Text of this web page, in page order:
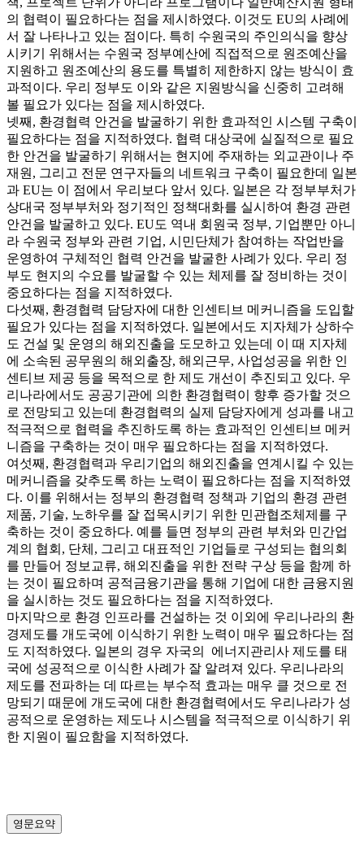
의 협력이 필요하다는 점을 제시하였다. 이것도 EU의 사례에
서 잘 나타나고 있는 점이다. 특히 수원국의 주인의식을 향상
시키기 위해서는 수원국 정부예산에 직접적으로 원조예산을
지원하고 원조예산의 용도를 특별히 제한하지 않는 방식이 효
과적이다. 우리 정부도 이와 같은 지원방식을 신중히 고려해
볼 필요가 있다는 점을 제시하였다.
넷째, 환경협력 안건을 발굴하기 위한 효과적인 시스템 구축이
필요하다는 점을 지적하였다. 협력 대상국에 실질적으로 필요
한 안건을 발굴하기 위해서는 현지에 주재하는 외교관이나 주
재원, 그리고 전문 연구자들의 네트워크 구축이 필요한데 일본
과 EU는 이 점에서 우리보다 앞서 있다. 일본은 각 정부부처가
상대국 정부부처와 정기적인 정책대화를 실시하여 환경 관련
안건을 발굴하고 있다. EU도 역내 회원국 정부, 기업뿐만 아니
라 수원국 정부와 관련 기업, 시민단체가 참여하는 작업반을
운영하여 구체적인 협력 안건을 발굴한 사례가 있다. 우리 정
부도 현지의 수요를 발굴할 수 있는 체제를 잘 정비하는 것이
중요하다는 점을 지적하였다.
다섯째, 환경협력 담당자에 대한 인센티브 메커니즘을 도입할
필요가 있다는 점을 지적하였다. 일본에서도 지자체가 상하수
도 건설 및 운영의 해외진출을 도모하고 있는데 이 때 지자체
에 소속된 공무원의 해외출장, 해외근무, 사업성공을 위한 인
센티브 제공 등을 목적으로 한 제도 개선이 추진되고 있다. 우
리나라에서도 공공기관에 의한 환경협력이 향후 증가할 것으
로 전망되고 있는데 환경협력의 실제 담당자에게 성과를 내고
적극적으로 협력을 추진하도록 하는 효과적인 인센티브 메커
니즘을 구축하는 것이 매우 필요하다는 점을 지적하였다.
여섯째, 환경협력과 우리기업의 해외진출을 연계시킬 수 있는
메커니즘을 갖추도록 하는 노력이 필요하다는 점을 지적하였
다. 이를 위해서는 정부의 환경협력 정책과 기업의 환경 관련
제품, 기술, 노하우를 잘 접목시키기 위한 민관협조체제를 구
축하는 것이 중요하다. 예를 들면 정부의 관련 부처와 민간업
계의 협회, 단체, 그리고 대표적인 기업들로 구성되는 협의회
를 만들어 정보교류, 해외진출을 위한 전략 구상 등을 함께 하
는 것이 필요하며 공적금융기관을 통해 기업에 대한 금융지원
을 실시하는 것도 필요하다는 점을 지적하였다.
마지막으로 환경 인프라를 건설하는 것 이외에 우리나라의 환
경제도를 개도국에 이식하기 위한 노력이 매우 필요하다는 점
도 지적하였다. 일본의 경우 자국의 에너지관리사 제도를 태
국에 성공적으로 이식한 사례가 잘 알려져 있다. 우리나라의
제도를 전파하는 데 따르는 부수적 효과는 매우 클 것으로 전
망되기 때문에 개도국에 대한 환경협력에서도 우리나라가 성
공적으로 운영하는 제도나 시스템을 적극적으로 이식하기 위
한 지원이 필요함을 지적하였다.
영문요약